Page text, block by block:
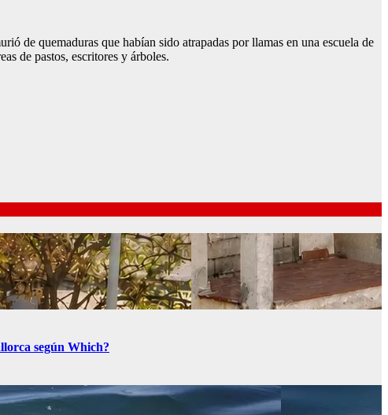
de quemaduras que habían sido atrapadas por llamas en una escuela de
de pastos, escritores y árboles.
según Which?